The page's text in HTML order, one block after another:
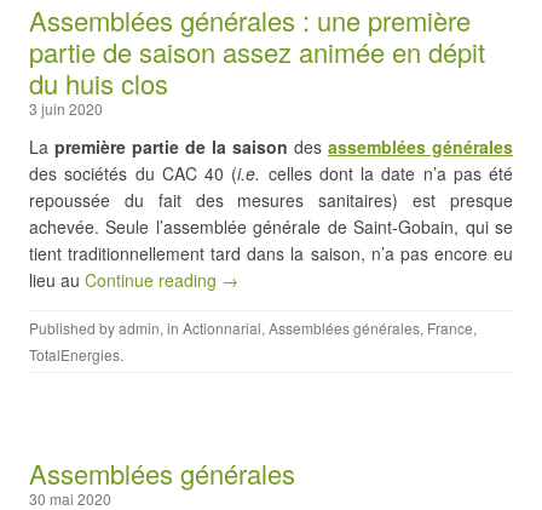
Assemblées générales : une première
partie de saison assez animée en dépit
du huis clos
3 juin 2020
La première partie de la saison des assemblées générales
des sociétés du CAC 40 (i.e. celles dont la date n’a pas été
repoussée du fait des mesures sanitaires) est presque
achevée. Seule l’assemblée générale de Saint-Gobain, qui se
tient traditionnellement tard dans la saison, n’a pas encore eu
lieu au Continue reading →
Published byadmin, in Actionnarial, Assemblées générales, France,
TotalEnergies.
Assemblées générales
30 mai 2020